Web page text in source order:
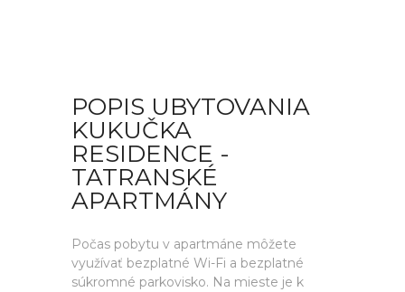
POPIS UBYTOVANIA
KUKUČKA
RESIDENCE -
TATRANSKÉ
APARTMÁNY
Počas pobytu v apartmáne môžete
využívať bezplatné Wi-Fi a bezplatné
súkromné parkovisko. Na mieste je k